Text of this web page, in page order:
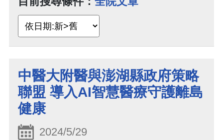
中醫大附醫與澎湖縣政府策略
聯盟 導入AI智慧醫療守護離島
健康
2024/5/29